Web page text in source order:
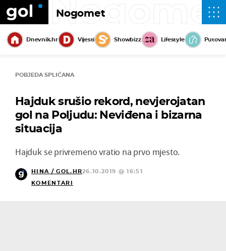
Nogomet
Dnevnik.hr Vijesti Showbizz Lifestyle
POBJEDA SPLIĆANA
Hajduk srušio rekord, nevjerojatan
gol na Poljudu: Neviđena i bizarna
situacija
Hajduk se privremeno vratio na prvo mjesto.
HINA / GOL.HR26.10.2019 @ 16:51
KOMENTARI